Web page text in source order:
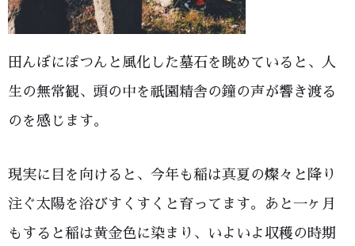
田んぼにぽつんと風化した墓石を眺めていると、人
生の無常観、頭の中を祇園精舎の鐘の声が響き渡る
のを感じます。
現実に目を向けると、今年も稲は真夏の燦々と降り
注ぐ太陽を浴びすくすくと育ってます。あと一ヶ月
もすると稲は黄金色に染まり、いよいよ収穫の時期